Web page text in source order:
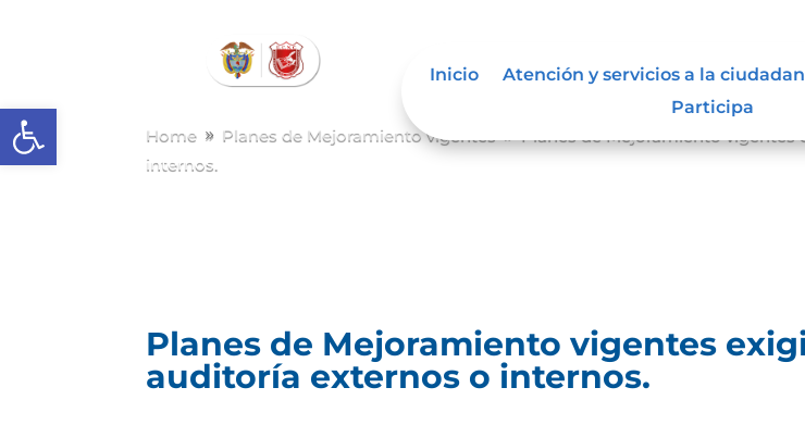
Abrir barra de herramientas
Inicio Atención y servicios a la
Participa
Home 9 Planes de Mejoramiento vigentes
Planes de Mejoramiento
internos.
Planes de Mejoramiento vigentes
auditoría externos o internos.